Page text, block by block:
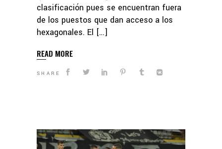
clasificación pues se encuentran fuera
de los puestos que dan acceso a los
hexagonales. El […]
READ MORE
SHARE